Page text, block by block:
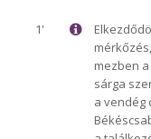
1'
mezben
sárga
a vendég